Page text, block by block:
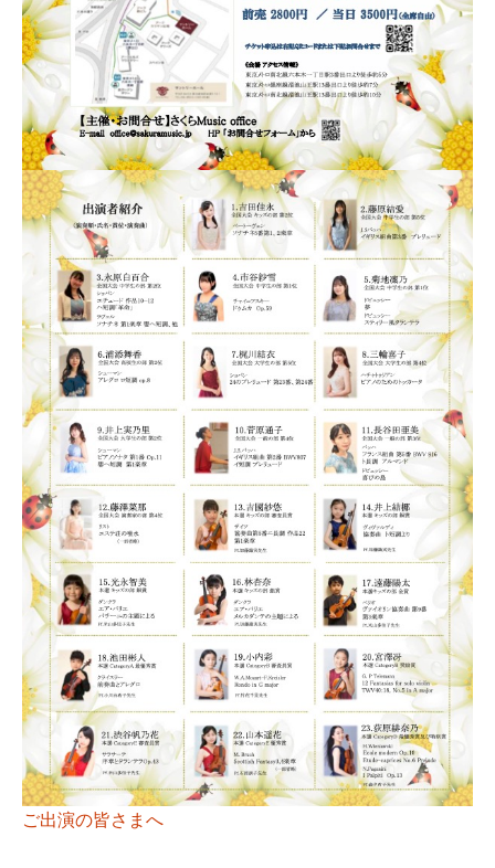
ご出演の皆さまへ